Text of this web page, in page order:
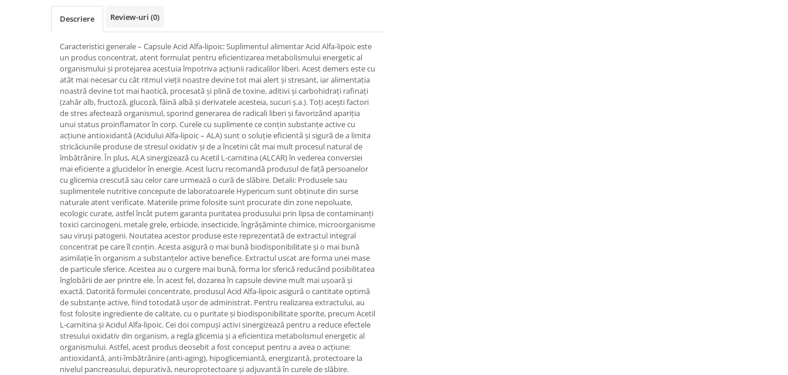
SUPLIMENTE STOMAC- DIGESTIE-
SUPLIMENTE IMUNITATE
COSMETICE FAȚĂ
CREME CORP-MASAJ-MAINI -
FOOD SEMINȚE- OLEAGINOASE
GEMODERIVATE
CREME AFECTIUNI PIELE
SUPOZITOARE
SUPERALIMENTE
Descriere Review-uri (0)
Caracteristici generale – Capsule Acid Alfa-lipoic: Suplimentul alimentar Acid Alfa-lipoic este
un produs concentrat, atent formulat pentru eficientizarea metabolismului energetic al
organismului și protejarea acestuia împotriva acțiunii radicalilor liberi. Acest demers este cu
atât mai necesar cu cât ritmul vieții noastre devine tot mai alert și stresant, iar alimentația
noastră devine tot mai haotică, procesată și plină de toxine, aditivi și carbohidrați rafinați
(zahăr alb, fructoză, glucoză, făină albă și derivatele acesteia, sucuri ș.a.). Toți acești factori
de stres afectează organismul, sporind generarea de radicali liberi și favorizând apariția
unui status proinflamator în corp. Curele cu suplimente ce conțin substanțe active cu
acțiune antioxidantă (Acidului Alfa-lipoic – ALA) sunt o soluție eficientă și sigură de a limita
stricăciunile produse de stresul oxidativ și de a încetini cât mai mult procesul natural de
îmbătrânire. În plus, ALA sinergizează cu Acetil L-carnitina (ALCAR) în vederea conversiei
mai eficiente a glucidelor în energie. Acest lucru recomandă produsul de față persoanelor
cu glicemia crescută sau celor care urmează o cură de slăbire. Detalii: Produsele sau
suplimentele nutritive concepute de laboratoarele Hypericum sunt obținute din surse
naturale atent verificate. Materiile prime folosite sunt procurate din zone nepoluate,
ecologic curate, astfel încât putem garanta puritatea produsului prin lipsa de contaminanți
toxici carcinogeni, metale grele, erbicide, insecticide, îngrășăminte chimice, microorganisme
sau viruși patogeni. Noutatea acestor produse este reprezentată de extractul integral
concentrat pe care îl conțin. Acesta asigură o mai bună biodisponibilitate și o mai bună
asimilație în organism a substanțelor active benefice. Extractul uscat are forma unei mase
de particule sferice. Acestea au o curgere mai bună, forma lor sferică reducând posibilitatea
înglobării de aer printre ele. În acest fel, dozarea în capsule devine mult mai ușoară și
exactă. Datorită formulei concentrate, produsul Acid Alfa-lipoic asigură o cantitate optimă
de substanțe active, fiind totodată ușor de administrat. Pentru realizarea extractului, au
fost folosite ingrediente de calitate, cu o puritate și biodisponibilitate sporite, precum Acetil
L-carnitina și Acidul Alfa-lipoic. Cei doi compuși activi sinergizează pentru a reduce efectele
stresului oxidativ din organism, a regla glicemia și a eficientiza metabolismul energetic al
organismului. Astfel, acest produs deosebit a fost conceput pentru a avea o acțiune:
antioxidantă, anti-îmbătrânire (anti-aging), hipoglicemiantă, energizantă, protectoare la
nivelul pancreasului, depurativă, neuroprotectoare și adjuvantă în curele de slăbire.